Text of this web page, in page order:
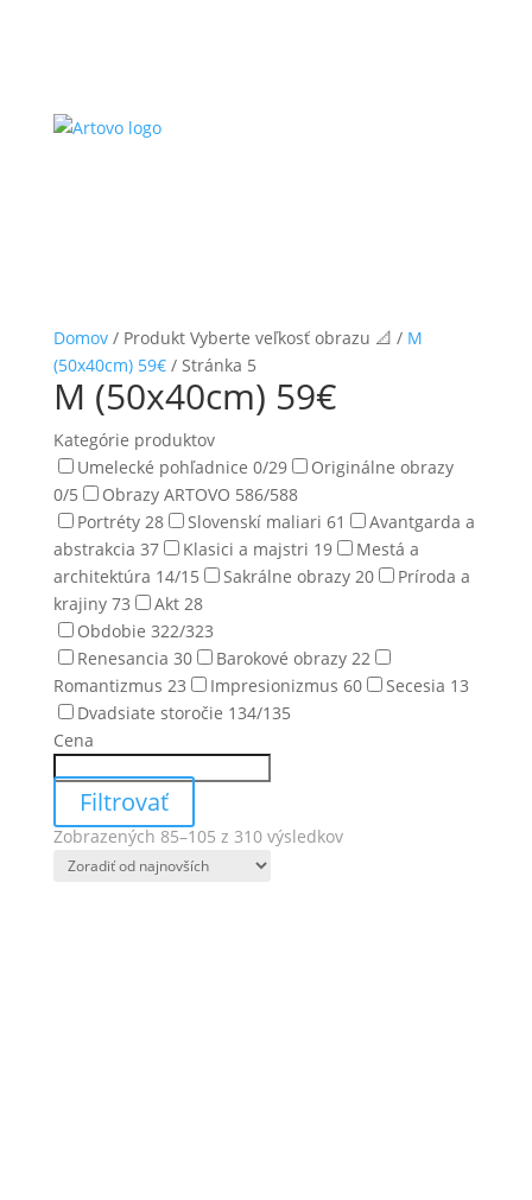
Domov/ Produkt Vyberte veľkosť obrazu 📐 / M
(50x40cm) 59€/ Stránka 5
M (50x40cm) 59€
Kategórie produktov
Umelecké pohľadnice 0/29
Originálne obrazy
0/5 Obrazy ARTOVO 586/588
Portréty 28 Slovenskí maliari 61
Avantgarda a
abstrakcia 37 Klasici a majstri 19
Mestá a
architektúra 14/15 Sakrálne obrazy 20
Príroda a
krajiny 73 Akt 28
Obdobie 322/323
Renesancia 30 Barokové obrazy 22
Romantizmus 23 Impresionizmus 60 Secesia 13
Dvadsiate storočie 134/135
Cena
Filtrovať
Zobrazených 85–105 z 310 výsledkovZoradené